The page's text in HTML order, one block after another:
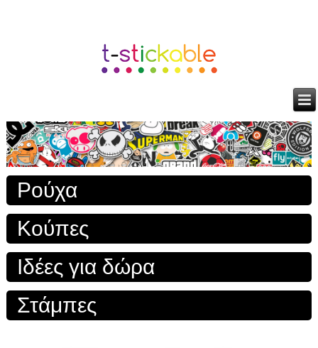
Ρούχα
Κούπες
Ιδέες για δώρα
Στάμπες